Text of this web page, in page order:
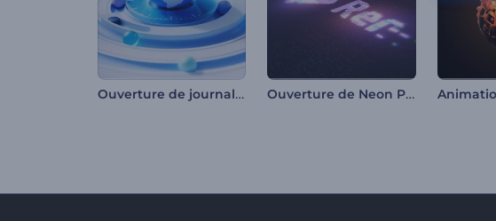
Ouverture de journal télévisé mondial Ouverture de Neon Pixels